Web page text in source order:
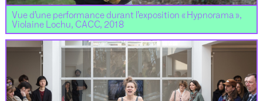
Vue d’une performance durant l’exposition « Hypnorama »,
Violaine Lochu, CACC, 2018